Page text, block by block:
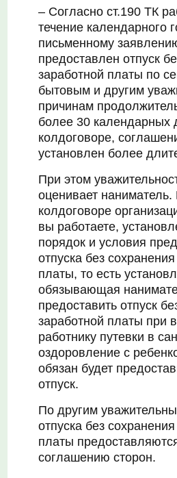
– Согласно ст.190 ТК
течение календарного
письменному
предоставлен отпуск
заработной платы по
бытовым и другим
причинам
более 30 календарных
колдоговоре,
установлен более
При этом
оценивает наниматель.
колдоговоре
вы работаете,
порядок и условия
отпуска без
платы, то есть
обязывающая
предоставить отпуск
заработной платы при
работнику путевки в
оздоровление с
обязан будет
отпуск.
По другим
отпуска без
платы
соглашению сторон.